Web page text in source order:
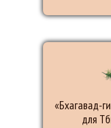
«Бхагавад-
для